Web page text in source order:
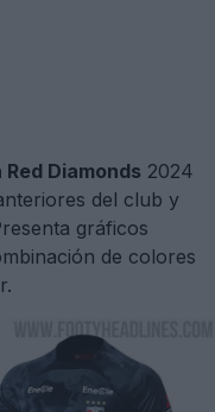
Diamonds 2024
del club y
gráficos
de colores